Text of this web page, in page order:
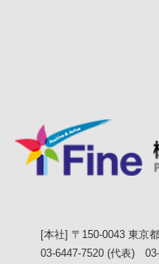
[本社] 〒150-0043 東京
03-6447-7520 (代表)